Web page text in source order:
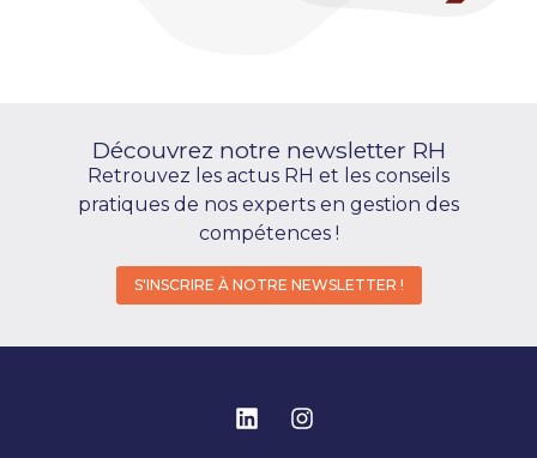
Découvrez notre newsletter RH​
Retrouvez les actus RH et l es conseils
pratiques de nos experts en gestion des
compétences !
S'INSCRIRE À NOTRE NEWSLETTER !